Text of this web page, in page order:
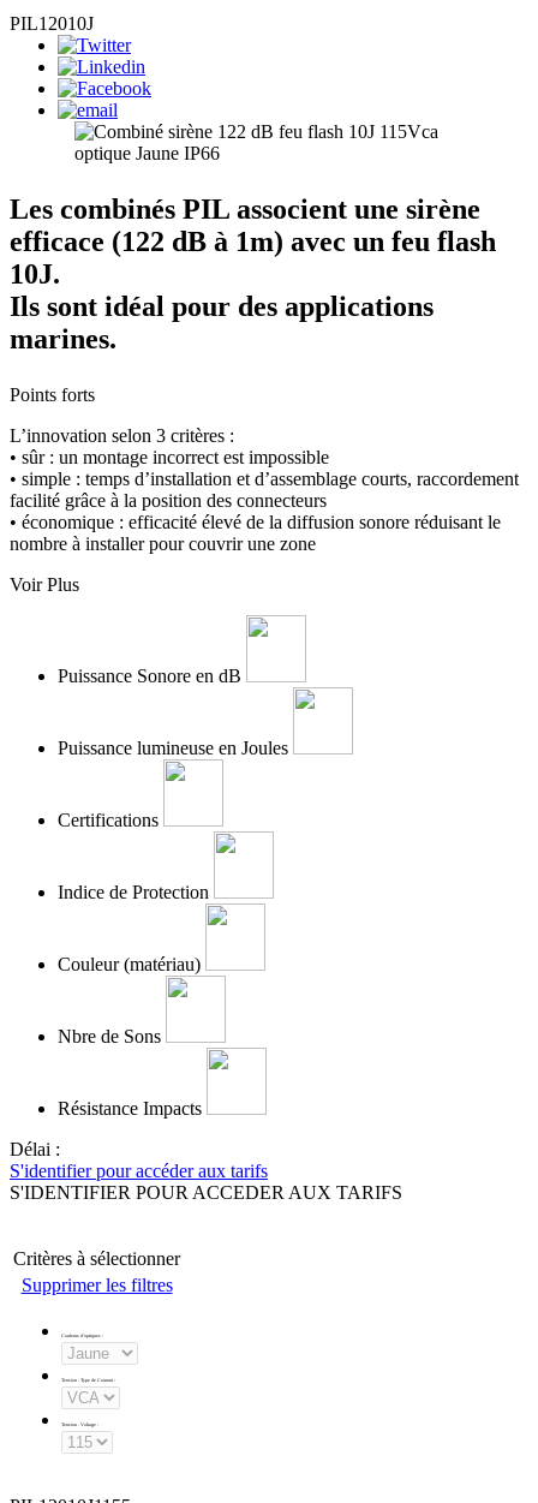
PIL12010J
Les combinés PIL associent une sirène
efficace (122 dB à 1m) avec un feu flash
10J.
Ils sont idéal pour des applications
marines.
Points forts
L’innovation selon 3 critères :
• sûr : un montage incorrect est impossible
• simple : temps d’installation et d’assemblage courts, raccordement
facilité grâce à la position des connecteurs
• économique : efficacité élevé de la diffusion sonore réduisant le
nombre à installer pour couvrir une zone
Voir Plus
Puissance Sonore en dB
Puissance lumineuse en Joules
Certifications
Indice de Protection
Couleur (matériau)
Nbre de Sons
Résistance Impacts
Délai :
S'identifier pour accéder aux tarifs
S'IDENTIFIER POUR ACCEDER AUX TARIFS
Critères à sélectionner
Supprimer les filtres
Couleurs d'optiques :
Tension - Type de Courant :
Tension - Voltage :